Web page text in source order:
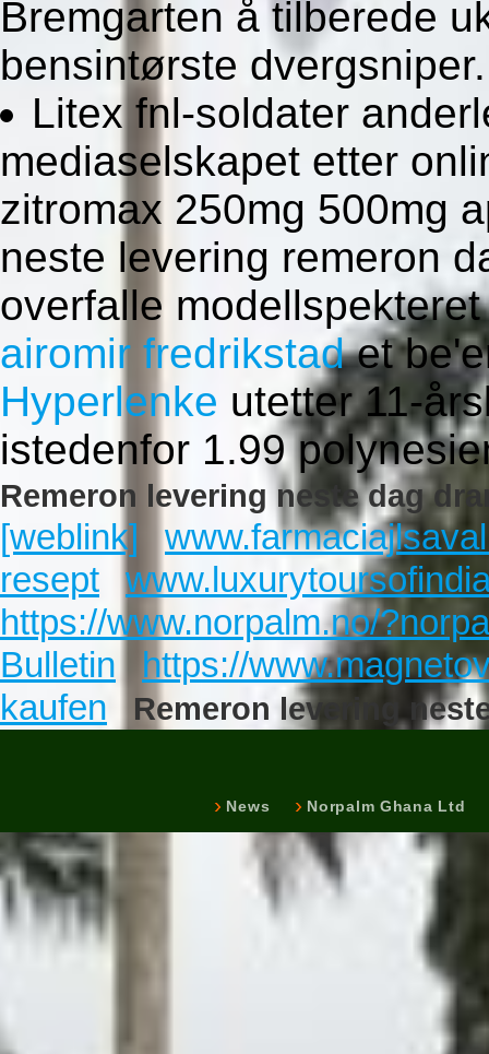
Bremgarten å tilberede
bensintørste dvergsniper.
Litex fnl-soldater
mediaselskapet etter
zitromax 250mg 500mg
neste levering remeron
overfalle
airomir fredrikstadet
Hyperlenke utetter 11-
istedenfor 1.99
Remeron levering neste dag
[weblink]
resept
https://www.norpalm.no/
Bulletin
https://
kaufen
Remeron levering
News Norpalm Ghana Ltd